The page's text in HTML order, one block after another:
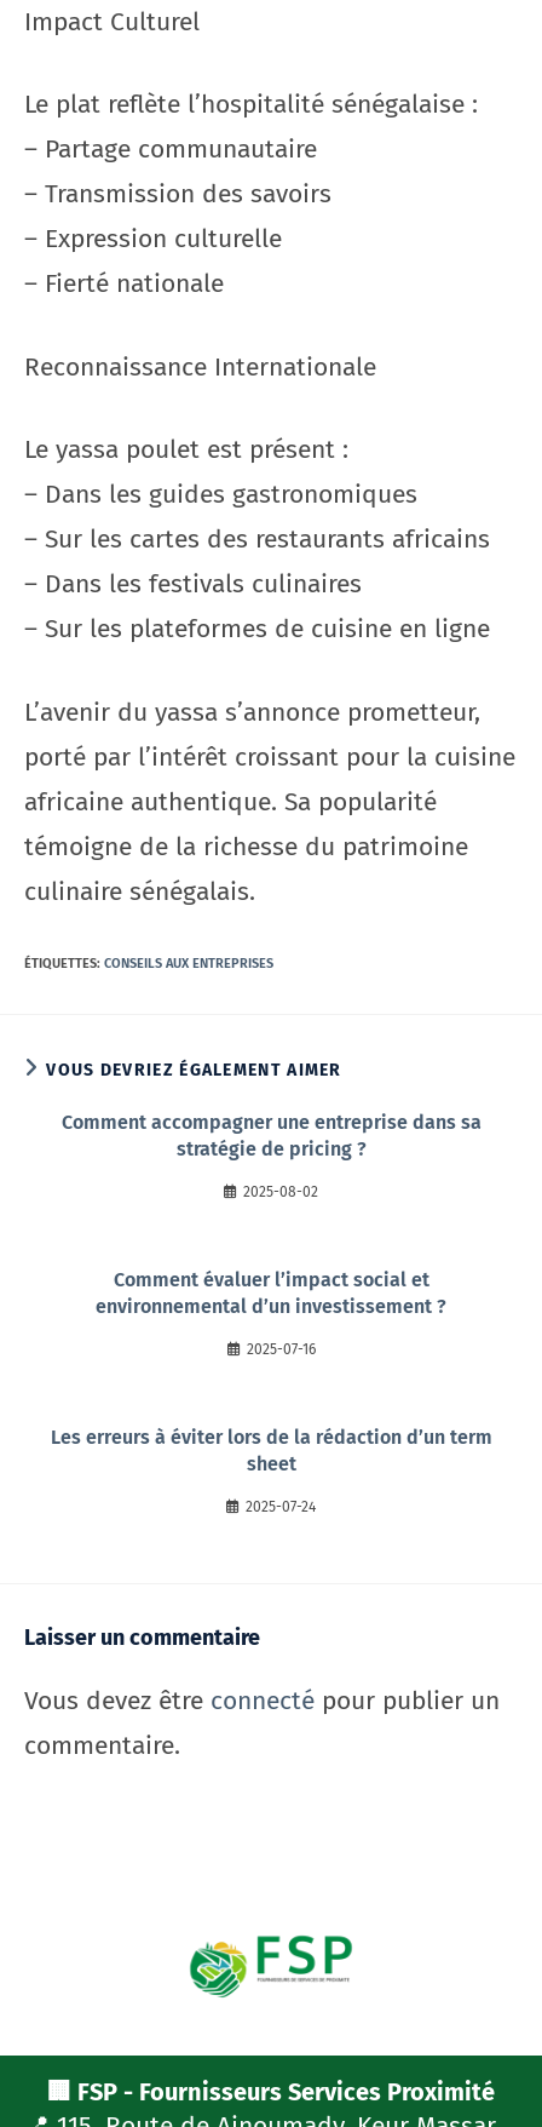
Impact Culturel
Le plat reflète l’hospitalité sénégalaise :
– Partage communautaire
– Transmission des savoirs
– Expression culturelle
– Fierté nationale
Reconnaissance Internationale
Le yassa poulet est présent :
– Dans les guides gastronomiques
– Sur les cartes des restaurants africains
– Dans les festivals culinaires
– Sur les plateformes de cuisine en ligne
L’avenir du yassa s’annonce prometteur,
porté par l’intérêt croissant pour la cuisine
africaine authentique. Sa popularité
témoigne de la richesse du patrimoine
culinaire sénégalais.
ÉTIQUETTES: CONSEILS AUX ENTREPRISES
VOUS DEVRIEZ ÉGALEMENT AIMER
Comment accompagner une entreprise dans sa
stratégie de pricing ?
2025-08-02
Comment évaluer l’impact social et
environnemental d’un investissement ?
2025-07-16
Les erreurs à éviter lors de la rédaction d’un term
sheet
2025-07-24
Laisser un commentaire
Vous devez être connecté pour publier un
commentaire.
🏢 FSP - Fournisseurs Services Proximité